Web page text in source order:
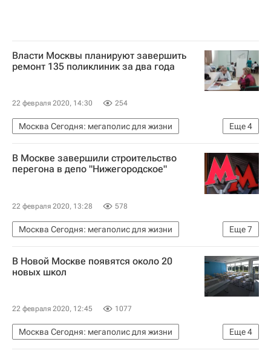
Власти Москвы планируют завершить
ремонт 135 поликлиник за два года
22 февраля 2020, 14:30 254
Еще4
Москва Сегодня: мегаполис для жизни
Москва
Петр Бирюков
Новости - Недвижимость
Недвижимость
В Москве завершили строительство
перегона в депо "Нижегородское"
22 февраля 2020, 13:28 578
Еще7
Москва Сегодня: мегаполис для жизни
Лефортово
Андрей Бочкарев
Мосинжпроект
Марс Газизуллин
Новости - Недвижимость
В Новой Москве появятся около 20
новых школ
22 февраля 2020, 12:45 1077
Еще4
Москва Сегодня: мегаполис для жизни
Новая Москва
Новости - Недвижимость